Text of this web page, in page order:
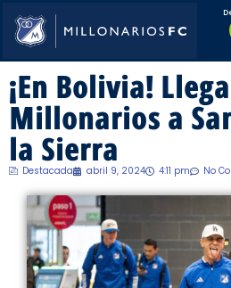
¡En Bolivia!
Millonarios a
la Sierra
Destacada abril 9, 2024 4:11 pm No